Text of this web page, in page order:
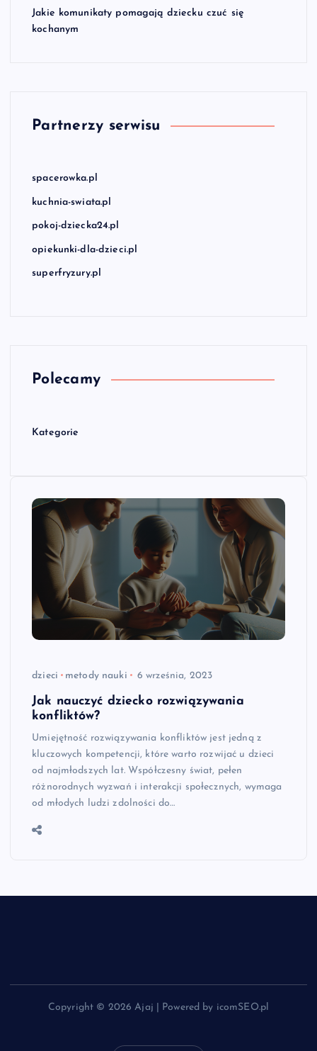
Jakie komunikaty pomagają dziecku czuć się
kochanym
Partnerzy serwisu
spacerowka.pl
kuchnia-swiata.pl
pokoj-dziecka24.pl
opiekunki-dla-dzieci.pl
superfryzury.pl
Polecamy
Kategorie
dzieci metody nauki 6 września, 2023
Jak nauczyć dziecko rozwiązywania
konfliktów?
Umiejętność rozwiązywania konfliktów jest jedną z
kluczowych kompetencji, które warto rozwijać u dzieci
od najmłodszych lat. Współczesny świat, pełen
różnorodnych wyzwań i interakcji społecznych, wymaga
od młodych ludzi zdolności do…
Copyright © 2026 Ajaj | Powered by icomSEO.pl